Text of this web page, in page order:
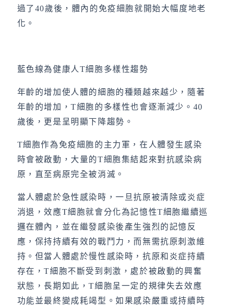
過了40歲後，體內的免疫細胞就開始大幅度地老
化。
藍色線為健康人T細胞多樣性趨勢
年齡的增加使人體的細胞的種類越來越少，隨著
年齡的增加，T細胞的多樣性也會逐漸減少。40
歲後，更是呈明顯下降趨勢。
T細胞作為免疫細胞的主力軍，在人體發生感染
時會被啟動，大量的T細胞集結起來對抗感染病
原，直至病原完全被消滅。
當人體處於急性感染時，一旦抗原被清除或炎症
消退，效應T細胞就會分化為記憶性T細胞繼續巡
邏在體內，並在繼發感染後產生強烈的記憶反
應，保持持續有效的戰鬥力，而無需抗原刺激維
持。但當人體處於慢性感染時，抗原和炎症持續
存在，T細胞不斷受到刺激，處於被啟動的興奮
狀態，長期如此，T細胞呈一定的規律失去效應
功能並最終變成耗竭型。如果感染嚴重或持續時